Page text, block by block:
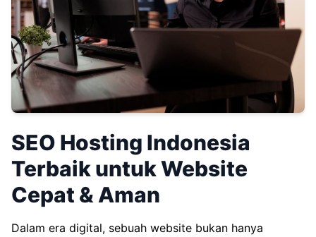
SEO Hosting Indonesia
Terbaik untuk Website
Cepat & Aman
Dalam era digital, sebuah website bukan hanya